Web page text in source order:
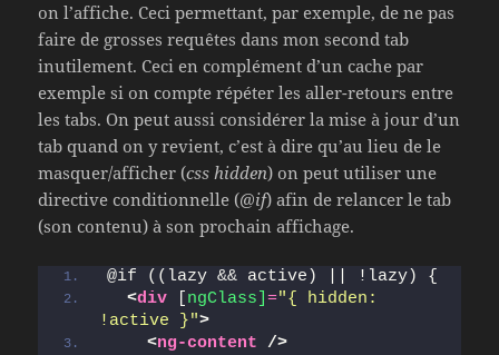
on l’affiche. Ceci permettant, par exemple, de ne pas
faire de grosses requêtes dans mon second tab
inutilement. Ceci en complément d’un cache par
exemple si on compte répéter les aller-retours entre
les tabs. On peut aussi considérer la mise à jour d’un
tab quand on y revient, c’est à dire qu’au lieu de le
masquer/afficher (css hidden) on peut utiliser une
directive conditionnelle (@if) afin de relancer le tab
(son contenu) à son prochain affichage.
@if ((lazy && active) || !lazy) {
<div ngClass]="{ hidden:
!active }">
<ng-content
/>